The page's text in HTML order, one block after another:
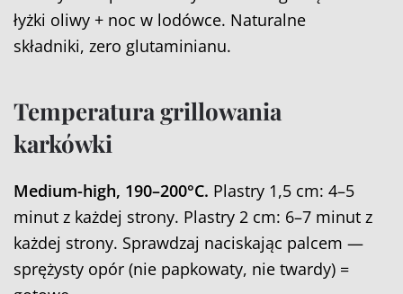
łyżki oliwy + noc w lodówce. Naturalne
składniki, zero glutaminianu.
Temperatura grillowania
karkówki
Medium-high, 190–200°C. Plastry 1,5 cm: 4–5
minut z każdej strony. Plastry 2 cm: 6–7 minut z
każdej strony. Sprawdzaj naciskając palcem —
sprężysty opór (nie papkowaty, nie twardy) =